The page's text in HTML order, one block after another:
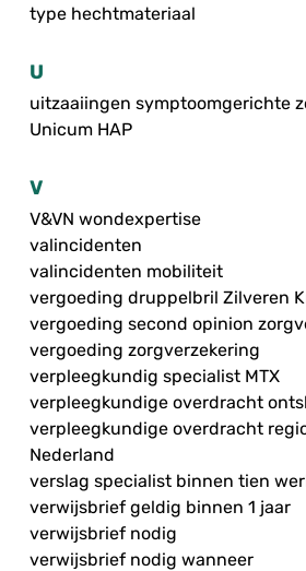
type hechtmateriaal
U
uitzaaiingen symptoomgerichte
Unicum HAP
V
V&VN wondexpertise
valincidenten
valincidenten mobiliteit
vergoeding druppelbril Zilveren
vergoeding second opinion
vergoeding zorgverzekering
verpleegkundig specialist MTX
verpleegkundige overdracht
verpleegkundige overdracht
Nederland
verslag specialist binnen tien
verwijsbrief geldig binnen 1 jaar
verwijsbrief nodig
verwijsbrief nodig wanneer